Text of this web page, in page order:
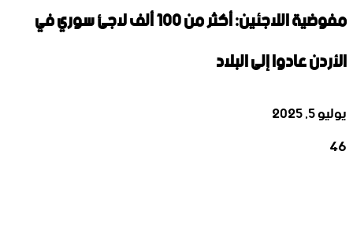
مفوضية اللاجئين: أكثر من 100 ألف لاجئ سوري في
الأردن عادوا إلى البلاد
يوليو 5, 2025
46